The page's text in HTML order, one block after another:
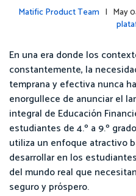
Matific Product Team | May
En una era donde los
constantemente, la
temprana y efectiva nunca
enorgullece de anunciar el
integral de Educación
estudiantes de 4.º a 9.º
utiliza un enfoque atractivo
desarrollar en los
del mundo real que
seguro y próspero.